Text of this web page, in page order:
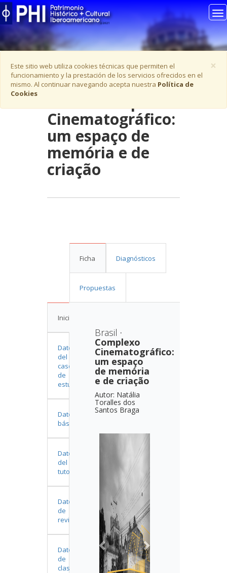
×
Este sitio web utiliza cookies técnicas que permiten el
funcionamiento y la prestación de los servicios ofrecidos en el
mismo. Al continuar navegando acepta nuestra Política de
Cookies
Cinematográfico:
um espaço de
memória e de
criação
Ficha Diagnósticos
Propuestas
Inicio
Datos
del
caso
de
estudio
Datos
básicos
Datos
del
tutor
Datos
de
revisión
Datos
de
clasificación
Brasil ·
Complexo
Cinematográfico:
um espaço
de memória
e de criação
Autor: Natália
Toralles dos
Santos Braga